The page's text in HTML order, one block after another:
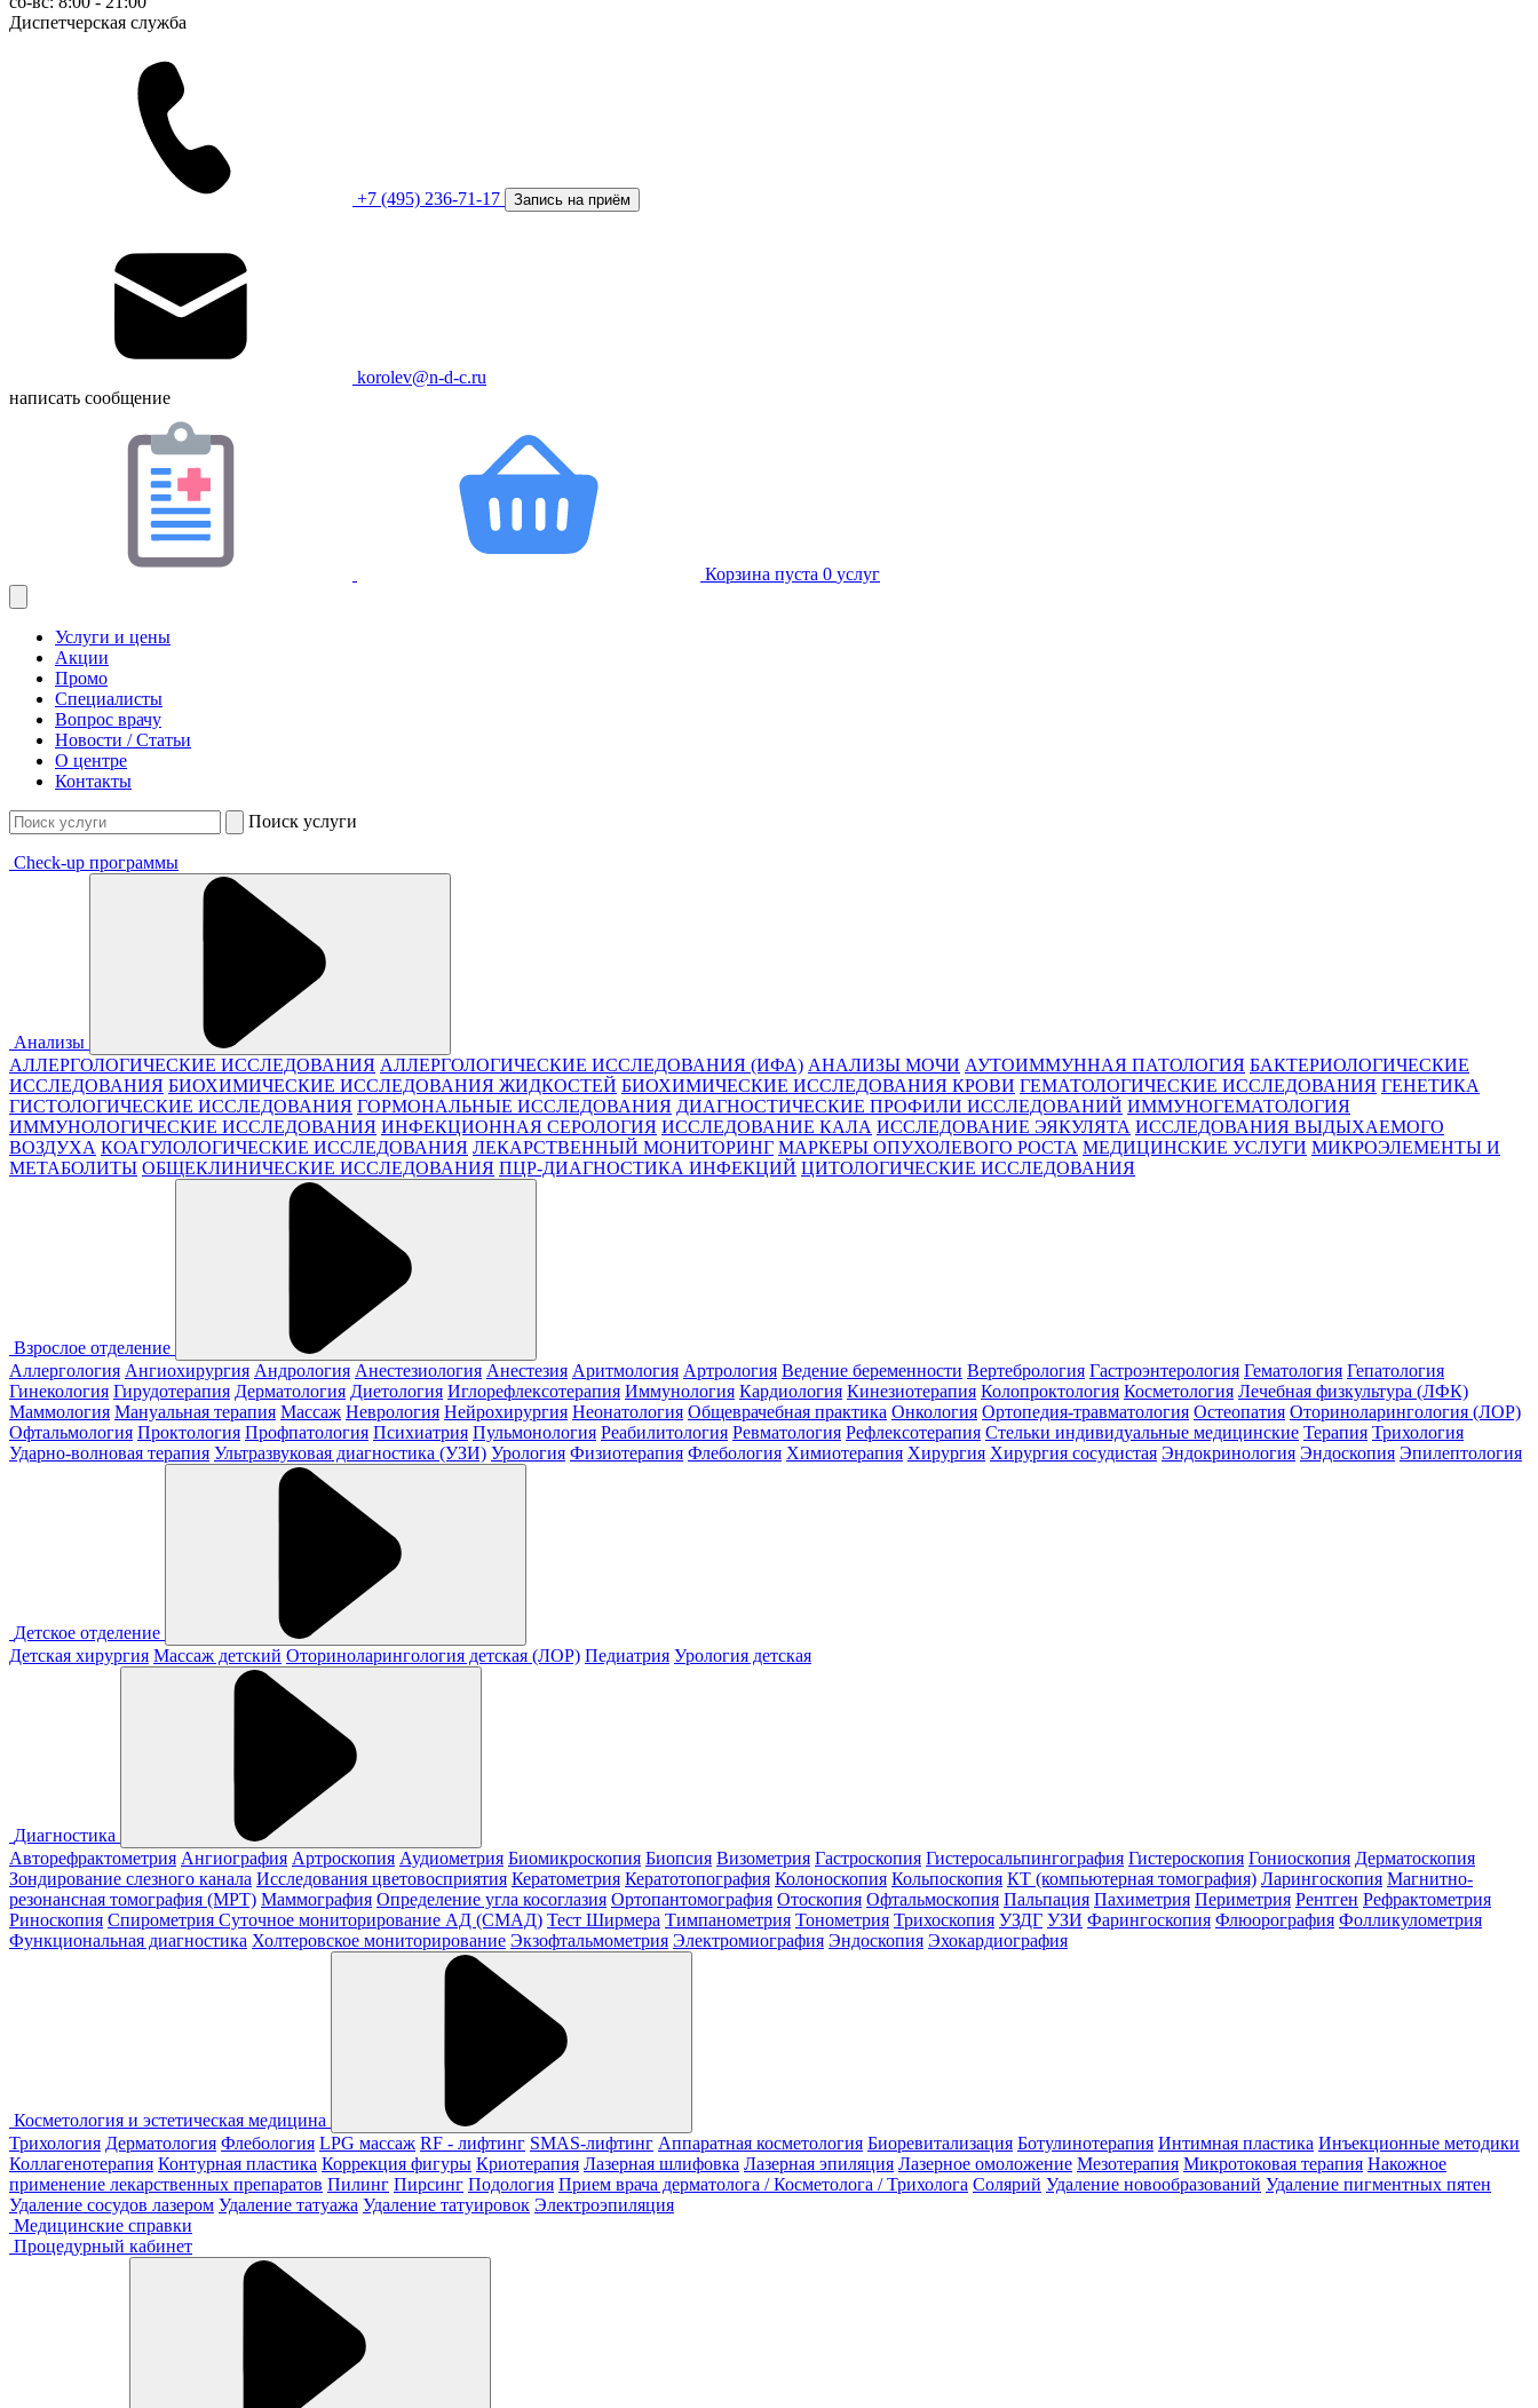
Диспетчерская служба
+7 (495) 236-71-17 Запись на приём
korolev@n-d-c.ru
написать сообщение
Корзина пуста 0 услуг
Услуги и цены
Акции
Промо
Специалисты
Вопрос врачу
Новости / Статьи
О центре
Контакты
Поиск услуги
Check-up программы
Анализы
АЛЛЕРГОЛОГИЧЕСКИЕ ИССЛЕДОВАНИЯ АЛЛЕРГОЛОГИЧЕСКИЕ ИССЛЕДОВАНИЯ (ИФА) АНАЛИЗЫ МОЧИ АУТОИММУННАЯ ПАТОЛОГИЯ БАКТЕРИОЛОГИЧЕСКИЕ
ИССЛЕДОВАНИЯ БИОХИМИЧЕСКИЕ ИССЛЕДОВАНИЯ ЖИДКОСТЕЙ БИОХИМИЧЕСКИЕ ИССЛЕДОВАНИЯ КРОВИ ГЕМАТОЛОГИЧЕСКИЕ ИССЛЕДОВАНИЯ ГЕНЕТИКА
ГИСТОЛОГИЧЕСКИЕ ИССЛЕДОВАНИЯ ГОРМОНАЛЬНЫЕ ИССЛЕДОВАНИЯ ДИАГНОСТИЧЕСКИЕ ПРОФИЛИ ИССЛЕДОВАНИЙ ИММУНОГЕМАТОЛОГИЯ
ИММУНОЛОГИЧЕСКИЕ ИССЛЕДОВАНИЯ ИНФЕКЦИОННАЯ СЕРОЛОГИЯ ИССЛЕДОВАНИЕ КАЛА ИССЛЕДОВАНИЕ ЭЯКУЛЯТА ИССЛЕДОВАНИЯ ВЫДЫХАЕМОГО
ВОЗДУХА КОАГУЛОЛОГИЧЕСКИЕ ИССЛЕДОВАНИЯ ЛЕКАРСТВЕННЫЙ МОНИТОРИНГ МАРКЕРЫ ОПУХОЛЕВОГО РОСТА МЕДИЦИНСКИЕ УСЛУГИ МИКРОЭЛЕМЕНТЫ И
МЕТАБОЛИТЫ ОБЩЕКЛИНИЧЕСКИЕ ИССЛЕДОВАНИЯ ПЦР-ДИАГНОСТИКА ИНФЕКЦИЙ ЦИТОЛОГИЧЕСКИЕ ИССЛЕДОВАНИЯ
Взрослое отделение
Аллергология Ангиохирургия Андрология Анестезиология Анестезия Аритмология Артрология Ведение беременности Вертебрология Гастроэнтерология Гематология Гепатология
Гинекология Гирудотерапия Дерматология Диетология Иглорефлексотерапия Иммунология Кардиология Кинезиотерапия Колопроктология Косметология Лечебная физкультура (ЛФК)
Маммология Мануальная терапия Массаж Неврология Нейрохирургия Неонатология Общеврачебная практика Онкология Ортопедия-травматология Остеопатия Оториноларингология (ЛОР)
Офтальмология Проктология Профпатология Психиатрия Пульмонология Реабилитология Ревматология Рефлексотерапия Стельки индивидуальные медицинские Терапия Трихология
Ударно-волновая терапия Ультразвуковая диагностика (УЗИ) Урология Физиотерапия Флебология Химиотерапия Хирургия Хирургия сосудистая Эндокринология Эндоскопия Эпилептология
Детское отделение
Детская хирургия Массаж детский Оториноларингология детская (ЛОР) Педиатрия Урология детская
Диагностика
Авторефрактометрия Ангиография Артроскопия Аудиометрия Биомикроскопия Биопсия Визометрия Гастроскопия Гистеросальпингография Гистероскопия Гониоскопия Дерматоскопия
Зондирование слезного канала Исследования цветовосприятия Кератометрия Кератотопография Колоноскопия Кольпоскопия КТ (компьютерная томография) Ларингоскопия Магнитно-
резонансная томография (МРТ) Маммография Определение угла косоглазия Ортопантомография Отоскопия Офтальмоскопия Пальпация Пахиметрия Периметрия Рентген Рефрактометрия
Риноскопия Спирометрия Суточное мониторирование АД (СМАД) Тест Ширмера Тимпанометрия Тонометрия Трихоскопия УЗДГ УЗИ Фарингоскопия Флюорография Фолликулометрия
Функциональная диагностика Холтеровское мониторирование Экзофтальмометрия Электромиография Эндоскопия Эхокардиография
Косметология и эстетическая медицина
Трихология Дерматология Флебология LPG массаж RF - лифтинг SMAS-лифтинг Аппаратная косметология Биоревитализация Ботулинотерапия Интимная пластика Инъекционные методики
Коллагенотерапия Контурная пластика Коррекция фигуры Криотерапия Лазерная шлифовка Лазерная эпиляция Лазерное омоложение Мезотерапия Микротоковая терапия Накожное
применение лекарственных препаратов Пилинг Пирсинг Подология Прием врача дерматолога / Косметолога / Трихолога Солярий Удаление новообразований Удаление пигментных пятен
Удаление сосудов лазером Удаление татуажа Удаление татуировок Электроэпиляция
Медицинские справки
Процедурный кабинет